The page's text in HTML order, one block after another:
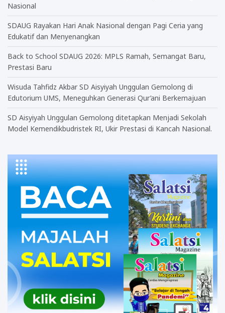
Nasional
SDAUG Rayakan Hari Anak Nasional dengan Pagi Ceria yang
Edukatif dan Menyenangkan
Back to School SDAUG 2026: MPLS Ramah, Semangat Baru,
Prestasi Baru
Wisuda Tahfidz Akbar SD Aisyiyah Unggulan Gemolong di
Edutorium UMS, Meneguhkan Generasi Qur’ani Berkemajuan
SD Aisyiyah Unggulan Gemolong ditetapkan Menjadi Sekolah
Model Kemendikbudristek RI, Ukir Prestasi di Kancah Nasional.